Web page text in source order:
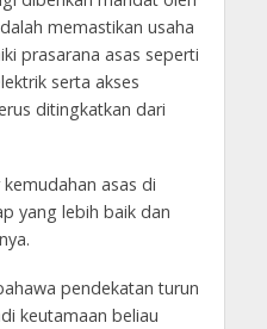
memastikan usaha
prasarana asas seperti
serta akses
ditingkatkan dari
asas di
yang lebih baik dan
pendekatan turun
keutamaan beliau